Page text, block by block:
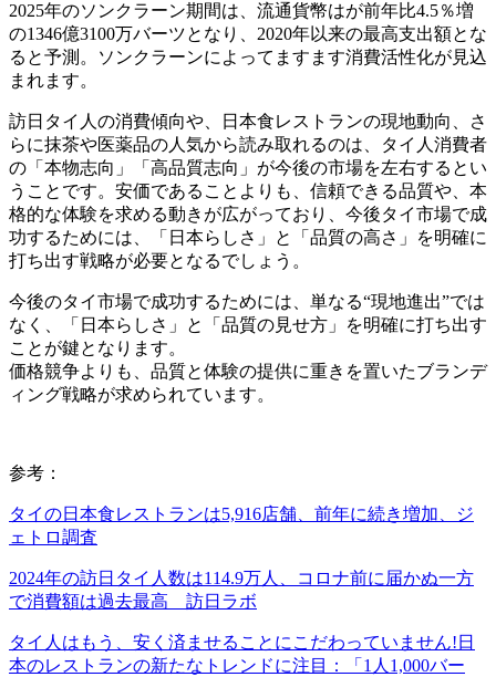
2025年のソンクラーン期間は、流通貨幣はが前年比4.5％増
の1346億3100万バーツとなり、2020年以来の最高支出額とな
ると予測。ソンクラーンによってますます消費活性化が見込
まれます。
訪日タイ人の消費傾向や、日本食レストランの現地動向、さ
らに抹茶や医薬品の人気から読み取れるのは、タイ人消費者
の「本物志向」「高品質志向」が今後の市場を左右するとい
うことです。安価であることよりも、信頼できる品質や、本
格的な体験を求める動きが広がっており、今後タイ市場で成
功するためには、「日本らしさ」と「品質の高さ」を明確に
打ち出す戦略が必要となるでしょう。
今後のタイ市場で成功するためには、単なる“現地進出”では
なく、「日本らしさ」と「品質の見せ方」を明確に打ち出す
ことが鍵となります。
価格競争よりも、品質と体験の提供に重きを置いたブランデ
ィング戦略が求められています。
参考：
タイの日本食レストランは5,916店舗、前年に続き増加、ジ
ェトロ調査
2024年の訪日タイ人数は114.9万人、コロナ前に届かぬ一方
で消費額は過去最高 訪日ラボ
タイ人はもう、安く済ませることにこだわっていません!日
本のレストランの新たなトレンドに注目：「1人1,000バー